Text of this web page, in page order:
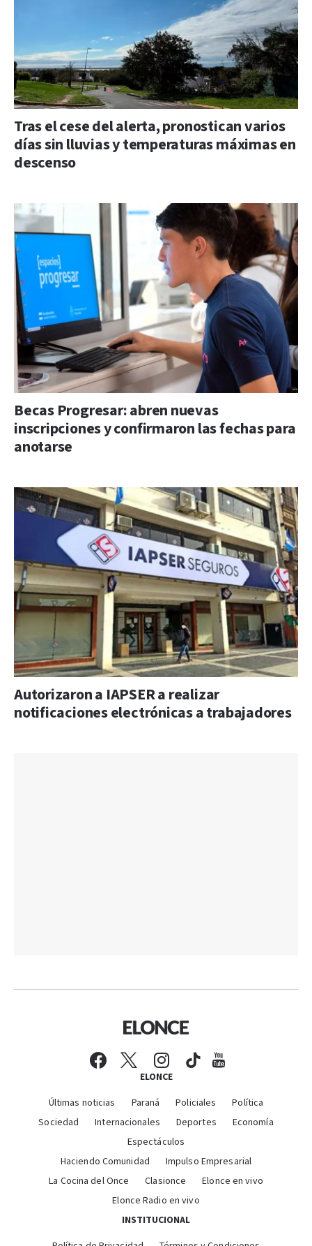
Tras el cese del alerta, pronostican varios
días sin lluvias y temperaturas máximas en
descenso
Becas Progresar: abren nuevas
inscripciones y confirmaron las fechas para
anotarse
Autorizaron a IAPSER a realizar
notificaciones electrónicas a trabajadores
ELONCE
Últimas noticias Paraná Policiales
Política
Sociedad
Internacionales Deportes
Economía
Espectáculos
Haciendo Comunidad
Impulso Empresarial
La Cocina del Once
Clasionce
Elonce en vivo
Elonce Radio en vivo
INSTITUCIONAL